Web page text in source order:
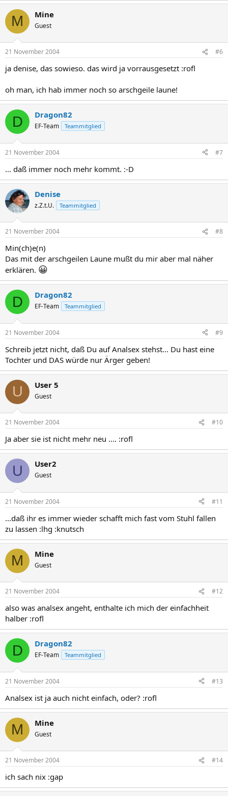
M Mine
Guest
21 November 2004 #6
ja denise, das sowieso. das wird ja vorrausgesetzt :rofl
oh man, ich hab immer noch so arschgeile laune!
D Dragon82
EF-Team Teammitglied
21 November 2004 #7
... daß immer noch mehr kommt. :-D
Denise
z.Z.t.U. Teammitglied
21 November 2004 #8
Min(ch)e(n)
Das mit der arschgeilen Laune mußt du mir aber mal näher
erklären. 😀
D Dragon82
EF-Team Teammitglied
21 November 2004 #9
Schreib jetzt nicht, daß Du auf Analsex stehst... Du hast eine
Tochter und DAS würde nur Ärger geben!
U User 5
Guest
21 November 2004 #10
Ja aber sie ist nicht mehr neu .... :rofl
U User2
Guest
21 November 2004 #11
...daß ihr es immer wieder schafft mich fast vom Stuhl fallen
zu lassen :lhg :knutsch
M Mine
Guest
21 November 2004 #12
also was analsex angeht, enthalte ich mich der einfachheit
halber :rofl
D Dragon82
EF-Team Teammitglied
21 November 2004 #13
Analsex ist ja auch nicht einfach, oder? :rofl
M Mine
Guest
21 November 2004 #14
ich sach nix :gap